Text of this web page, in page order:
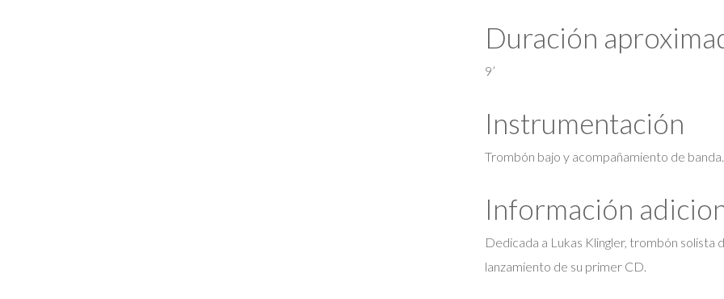
Duración
9’
Instrumentación
Trombón bajo y acompañamiento de banda.
Información
Dedicada a Lukas Klingler, trombón solista
lanzamiento de su primer CD.